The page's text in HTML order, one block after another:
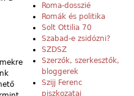
Roma-dosszié
Romák és politika
Solt Ottilia 70
Szabad-e zsidózni?
SZDSZ
Szerzők, szerkesztők,
bloggerek
Szijj Ferenc
piszkozatai